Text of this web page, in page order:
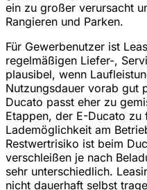
ein zu großer verursacht
Rangieren und Parken.
Für Gewerbenutzer ist
regelmäßigen Liefer-,
plausibel, wenn
Nutzungsdauer vorab gut
Ducato passt eher zu
Etappen, der E-Ducato zu
Lademöglichkeit am
Restwertrisiko ist beim
verschleißen je nach
sehr unterschiedlich.
nicht dauerhaft selbst